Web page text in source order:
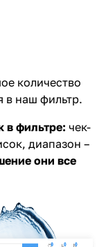
количество
в наш фильтр.
в фильтре: чек-
диапазон –
они все